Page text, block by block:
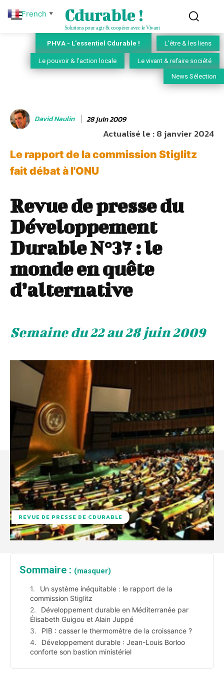
Cdurable !
Solutions pour agir & coopérer avec le Vivant
PHVA - L'essentiel Cdurable ! L'être & les liens
Le pouvoir & l'action locale Le vivant & refaire société
News Sélection
David Naulin 28 juin 2009
Actualisé le :8 janvier 2024
Le rapport de la commission Stiglitz
fait débat à l'ONU
Revue de presse du
Développement
Durable N°37 : le
monde en quête
d’alternative
Semaine du 22 au 28 juin 2009
REVUE DE PRESSE DE CDURABLE
Sommaire : (masquer)
Un système inéquitable : le rapport de la
commission Stiglitz
Développement durable en Méditerranée par
Élisabeth Guigou et Alain Juppé
PIB : casser le thermomètre de la croissance ?
Développement durable : Jean-Louis Borloo
conforte son bastion ministériel
French ▼